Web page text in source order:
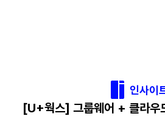
인사이
[U+웍스] 그룹웨어 + 클라우